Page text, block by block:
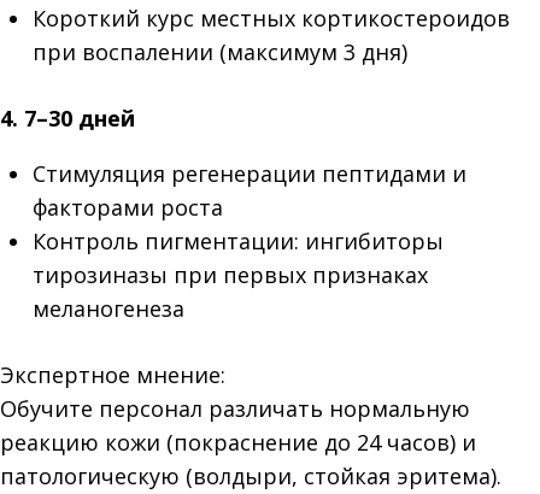
Короткий курс местных кортикостероидов
при воспалении (максимум 3 дня)
4. 7–30 дней
Стимуляция регенерации пептидами и
факторами роста
Контроль пигментации: ингибиторы
тирозиназы при первых признаках
меланогенеза
Экспертное мнение:
Обучите персонал различать нормальную
реакцию кожи (покраснение до 24 часов) и
патологическую (волдыри, стойкая эритема).